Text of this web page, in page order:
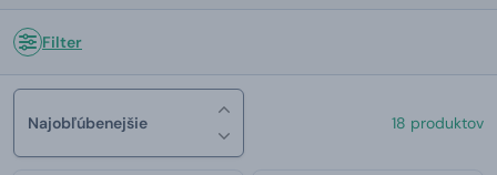
Filter
Najobľúbenejšie 18 produktov